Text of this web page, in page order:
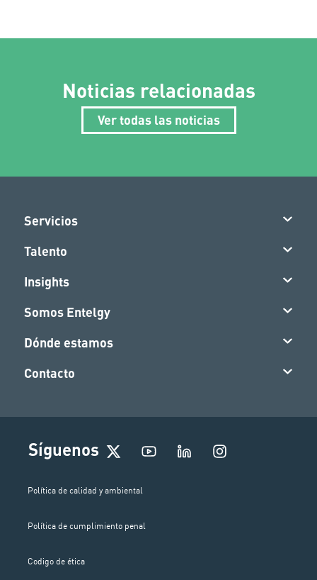
Noticias relacionadas
Ver todas las noticias
Servicios
Talento
Insights
Somos Entelgy
Dónde estamos
Contacto
Síguenos
I
n
Política de calidad y ambiental
Política de cumplimiento penal
Codigo de ética